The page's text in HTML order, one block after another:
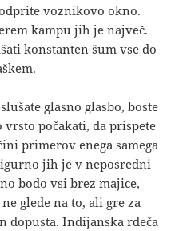
voznikovo okno.
kampu jih je največ.
konstanten šum vse do
glasno glasbo, boste
počakati, da prispete
primerov enega samega
jih je v neposredni
bodo vsi brez majice,
glede na to, ali gre za
Indijanska rdeča